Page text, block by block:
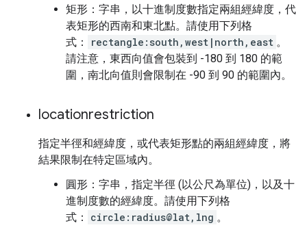
矩形：字串，以十進制度數指定兩組經緯度，代
表矩形的西南和東北點。請使用下列格
式：
rectangle:south,west|north,east 。
請注意，東西向值會包裝到 -180 到 180 的範
圍，南北向值則會限制在 -90 到 90 的範圍內。
locationrestriction
指定半徑和經緯度，或代表矩形點的兩組經緯度，將
結果限制在特定區域內。
圓形：字串，指定半徑 (以公尺為單位)，以及十
進制度數的經緯度。請使用下列格
式：
circle:radius@lat,lng 。